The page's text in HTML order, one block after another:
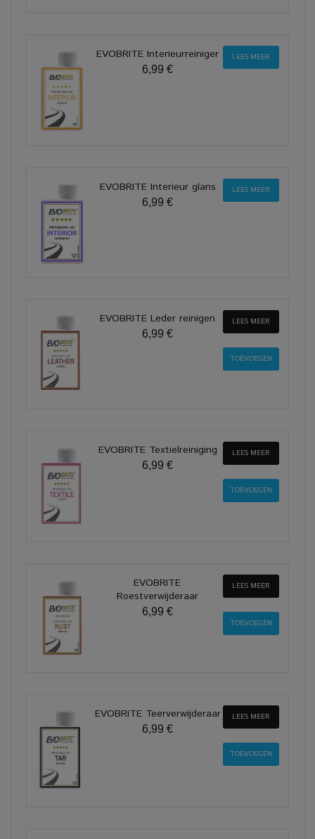
EVOBRITE Interieurreiniger
6,99 €
LEES MEER
EVOBRITE Interieur glans
6,99 €
LEES MEER
EVOBRITE Leder reinigen
6,99 €
LEES MEER
EVOBRITE Textielreiniging
6,99 €
LEES MEER
EVOBRITE
Roestverwijderaar
6,99 €
LEES MEER
EVOBRITE Teerverwijderaar
6,99 €
LEES MEER